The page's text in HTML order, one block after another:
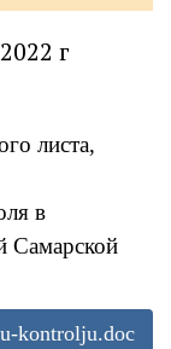
г
листа,
в
Самарской
kontrolju.doc